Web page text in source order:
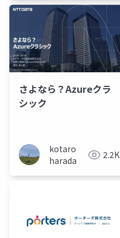
さよなら？Azureクラ
シック
kotaro
harada
2.2K